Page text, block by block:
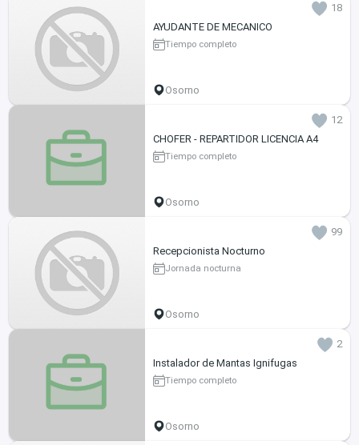
18
AYUDANTE DE MECANICO
Tiempo completo
Osorno
12
CHOFER - REPARTIDOR LICENCIA A4
Tiempo completo
Osorno
99
Recepcionista Nocturno
Jornada nocturna
Osorno
2
Instalador de Mantas Ignifugas
Tiempo completo
Osorno